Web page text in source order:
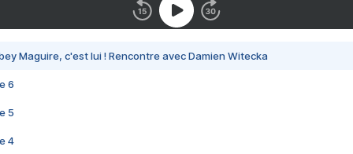
Maguire, c'est lui ! Rencontre avec Damien Witecka
6
5
4